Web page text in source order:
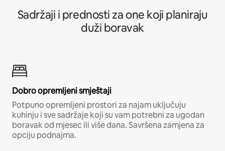
Sadržaji i prednosti za one koji planiraju
duži boravak
Dobro opremljeni smještaji
Potpuno opremljeni prostori za najam uključuju
kuhinju i sve sadržaje koji su vam potrebni za ugodan
boravak od mjesec ili više dana. Savršena zamjena za
opciju podnajma.